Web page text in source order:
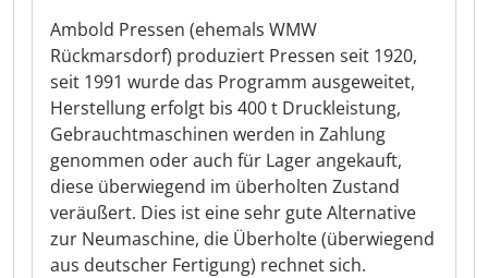
Ambold Pressen (ehemals WMW
Rückmarsdorf) produziert Pressen seit 1920,
seit 1991 wurde das Programm ausgeweitet,
Herstellung erfolgt bis 400 t Druckleistung,
Gebrauchtmaschinen werden in Zahlung
genommen oder auch für Lager angekauft,
diese überwiegend im überholten Zustand
veräußert. Dies ist eine sehr gute Alternative
zur Neumaschine, die Überholte (überwiegend
aus deutscher Fertigung) rechnet sich.